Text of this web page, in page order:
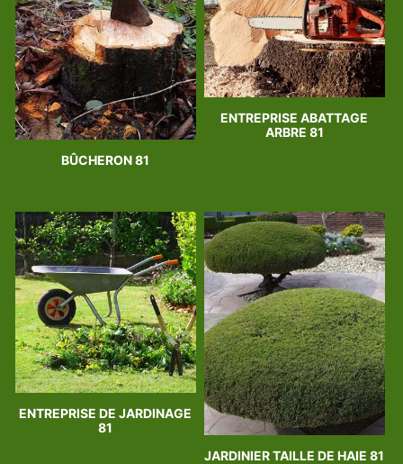
BÛCHERON 81
ENTREPRISE ABATTAGE
ARBRE 81
ENTREPRISE DE JARDINAGE
81
JARDINIER TAILLE DE HAIE 81